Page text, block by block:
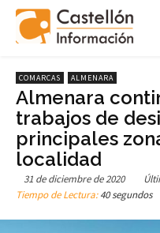
COMARCAS ALMENARA
Almenara
trabajos de
principales
localidad
31 de diciembre de 2020
Tiempo de Lectura:40 segundos